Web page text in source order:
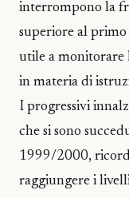
interrompono la
superiore al
utile a monitorare
in materia di
I progressivi
che si sono
1999/2000,
raggiungere i